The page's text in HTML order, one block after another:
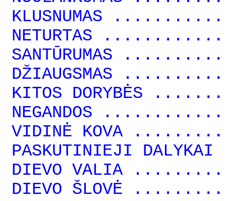
KLUSNUMAS
NETURTAS
SANTŪRUMAS
DŽIAUGSMAS
KITOS DORYBĖS
NEGANDOS
VIDINĖ KOVA
PASKUTINIEJI
DIEVO VALIA
DIEVO ŠLOVĖ